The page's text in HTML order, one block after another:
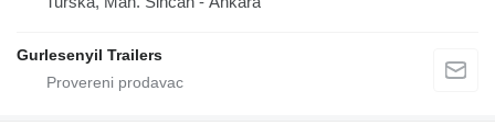
Gurlesenyil Trailers